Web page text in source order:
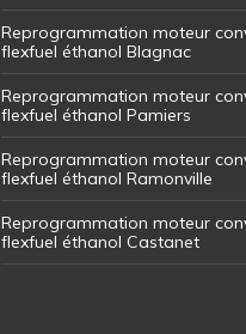
Reprogrammation moteur
flexfuel éthanol Blagnac
Reprogrammation moteur
flexfuel éthanol Pamiers
Reprogrammation moteur
flexfuel éthanol Ramonville
Reprogrammation moteur
flexfuel éthanol Castanet